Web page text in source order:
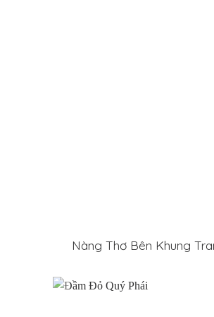
Nàng Thơ Bên Khung